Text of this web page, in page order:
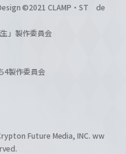
©2021 CLAMP・ST de
」製作委員会
4製作委員会
Future Media, INC. ww